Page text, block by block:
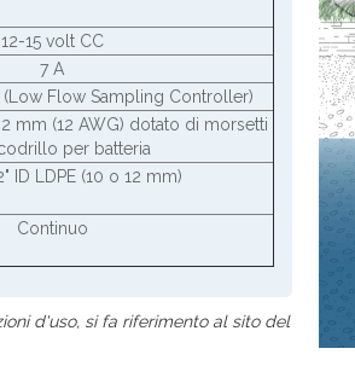
12-15 volt CC
7 A
Flow Sampling Controller)
mm (12 AWG) dotato di morsetti
per batteria
ID LDPE (10 o 12 mm)
Continuo
d'uso, si fa riferimento al sito del